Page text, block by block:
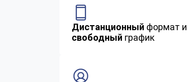
Дистанционный формат и
свободный график